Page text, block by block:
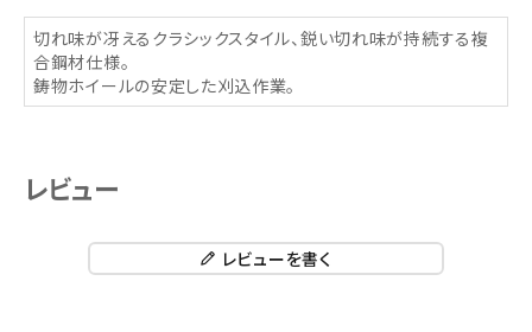
切れ味が冴えるクラシックスタイル、鋭い切れ味が持続する複
合鋼材仕様。
鋳物ホイールの安定した刈込作業。
レビュー
レビューを書く